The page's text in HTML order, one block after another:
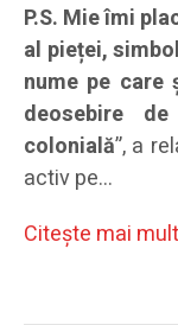
P.S. Mie îmi
al pieței,
nume pe
deosebire
colonială”, a
activ pe…
Citeşte mai mult